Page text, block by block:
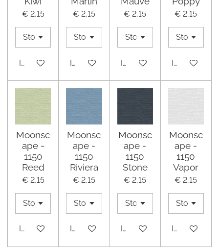
€ 2,15
In winkelwagen
€ 2,15
In winkelwagen
€ 2,15
In winkelwagen
€ 2,15
In
Moonsc
ape -
1150
Reed
€ 2,15
In winkelwagen
Moonsc
ape -
1150
Riviera
€ 2,15
In winkelwagen
Moonsc
ape -
1150
Stone
€ 2,15
In winkelwagen
Moonsc
ape -
1150
Vapor
€ 2,15
In